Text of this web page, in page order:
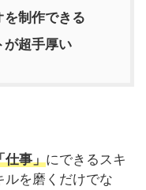
制作できる
が超手厚い
仕事」にできるスキ
ルを磨くだけでな